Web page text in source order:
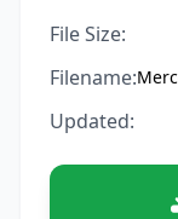
File Size:
Filename:
Updated: